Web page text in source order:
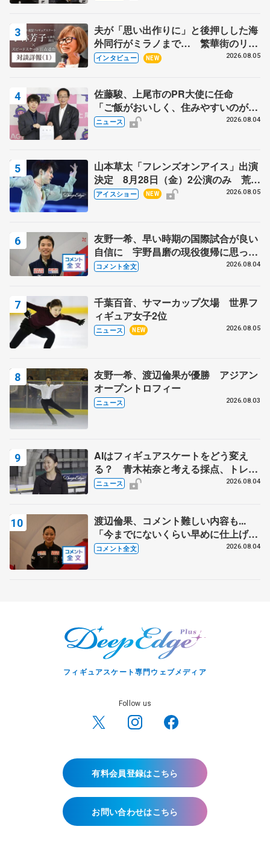
夫が「思い出作りに」と後押しした海
外同行がミラノまで… 繁華街のリン
クでは不良のお兄さんも味方に 小林
インタビュー NEW 2026.08.05
佐藤駿、上尾市のPR大使に任命
「ご飯がおいしく、住みやすいのが魅
力」
ニュース 2026.08.04
山本草太「フレンズオンアイス」出演
決定 8月28日（金）2公演のみ 荒川
静香さんプロデュース、20周年のアイ
アイスショー NEW 2026.08.05
友野一希、早い時期の国際試合が良い
自信に 宇野昌磨の現役復帰に思って
いること 【アジアンオープントロフ
コメント全文 2026.08.04
千葉百音、サマーカップ欠場 世界フ
ィギュア女子2位
ニュース NEW 2026.08.05
友野一希、渡辺倫果が優勝 アジアン
オープントロフィー
ニュース 2026.08.03
AIはフィギュアスケートをどう変え
る？ 青木祐奈と考える採点、トレー
ニングの未来
ニュース 2026.08.04
渡辺倫果、コメント難しい内容も...
「今までにないくらい早めに仕上げら
れている」 【アジアンオープントロ
コメント全文 2026.08.04
フィギュアスケート専門ウェブメディア
Follow us
有料会員登録はこちら
お問い合わせはこちら